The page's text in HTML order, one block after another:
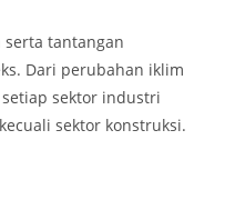
serta tantangan
Dari perubahan iklim
sektor industri
sektor konstruksi.